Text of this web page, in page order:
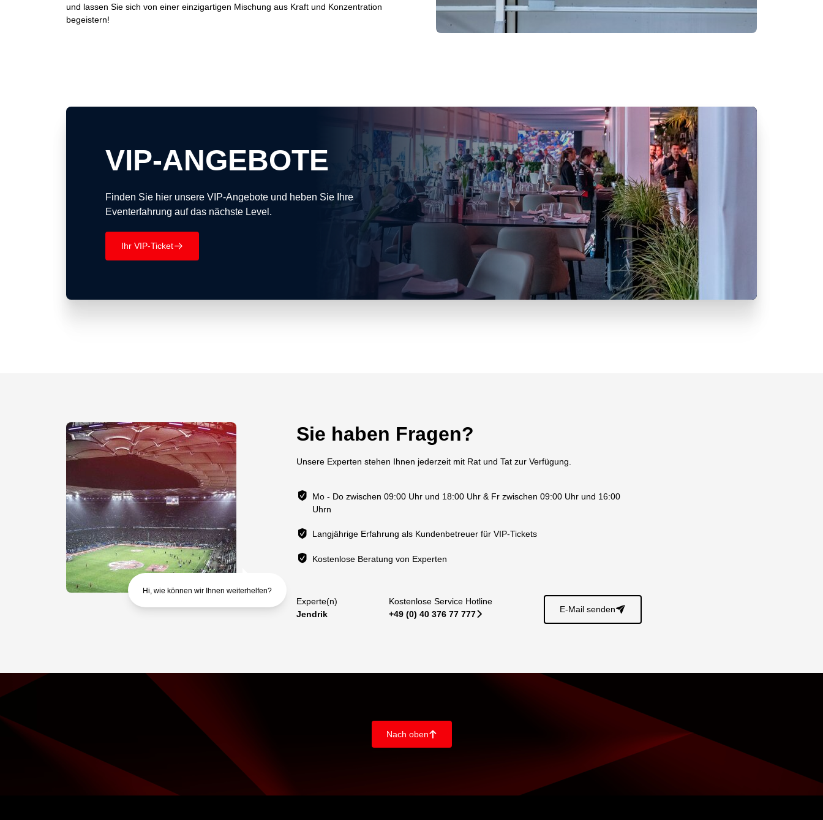
und lassen Sie sich von einer einzigartigen Mischung aus Kraft und Konzentration
begeistern!
VIP-ANGEBOTE
Finden Sie hier unsere VIP-Angebote und heben Sie Ihre
Eventerfahrung auf das nächste Level.
Ihr VIP-Ticket􀄫
Hi, wie können wir Ihnen weiterhelfen?
Sie haben Fragen?
Unsere Experten stehen Ihnen jederzeit mit Rat und Tat zur Verfügung.
Mo - Do zwischen 09:00 Uhr und 18:00 Uhr & Fr zwischen 09:00 Uhr und 16:00
Uhrn
Langjährige Erfahrung als Kundenbetreuer für VIP-Tickets
Kostenlose Beratung von Experten
Experte(n)
Jendrik
Kostenlose Service Hotline
+49 (0) 40 376 77 777􀆊 E-Mail senden􀈠
Nach oben􀄨